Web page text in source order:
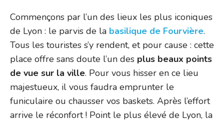
Commençons par l’un des lieux les plus iconiques
de Lyon : le parvis de la basilique de Fourvière.
Tous les touristes s’y rendent, et pour cause : cette
place offre sans doute l’un des plus beaux points
de vue sur la ville. Pour vous hisser en ce lieu
majestueux, il vous faudra emprunter le
funiculaire ou chausser vos baskets. Après l’effort
arrive le réconfort ! Point le plus élevé de Lyon, la